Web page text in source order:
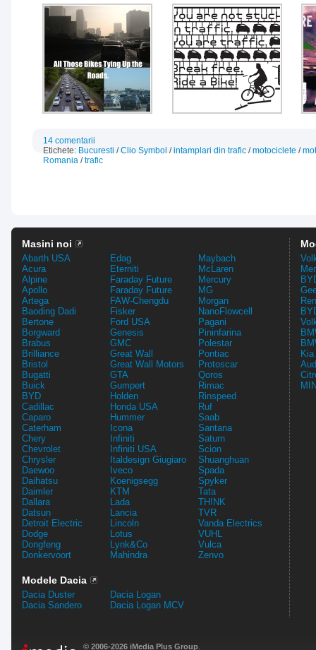
14 comentarii
Etichete: Bucuresti /Clio Symbol /intamplari din trafic /motociclete /
Romania /trafic
Masini noi
Abarth USA
Acura
Alpine
Apollo
Artega
Baoding Dadi
Bertone
Borgward
Brabus
Brilliance
Bristol
Bugatti
Buick
BYD
Cadillac
Caparo
Caterham
Chery
Chevrolet
Chrysler
Daewoo
Daihatsu
Daimler
Dallara
Datsun
Detroit Electric
Dodge
Dongfeng
Donkervoort
Edag
Eterniti
Faraday Future
Faraday Future
FAW-Chengdu
Fisker
Ford USA
Genesis
GMC
Great Wall
Great Wall Motors
GTA
Gumpert
Holden
Honda USA
Hummer
Icona
Infiniti
Infiniti USA
Italdesign Giugiaro
Iveco
Koenigsegg
KTM
Lada
Lancia
Lincoln
Lotus
Lynk&Co
Mahindra
Maybach
McLaren
Mercury
MG
Morgan
NanoFlowcell
Pagani
Pininfarina
Polestar
Pontiac
Protoscar
Qoros
Rimac
Rinspeed
Ruf
Saab
Santana
Saturn
Scion
Shuanghuan
Spada
Spyker
Tata
TH!NK
TVR
Vanda Electrics
VUHL
Vulca
Zenvo
Modele Dacia
Dacia Duster
Dacia Sandero
Dacia Logan
Dacia Logan MCV
© 2006-2026 iMedia Plus Group